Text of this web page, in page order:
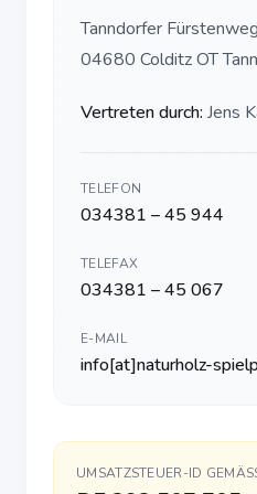
Holzzertifizierung
PEFC-zertifiziertes Robinienholz
100% Made in Germany
Erfahrung und
1.000+ realisierte SpielplÃ¤tze
Alle 16 BundeslÃ¤nder,
Produkte
KlettergerÃ¼ste (verschiedene
Schaukeln und Wippen
Tanndorfer
04680 Colditz OT
Vertreten durch: Jens
TELEFON
034381 – 45 944
TELEFAX
034381 – 45 067
E-MAIL
info[at]naturholz-
UMSATZSTEUER-ID